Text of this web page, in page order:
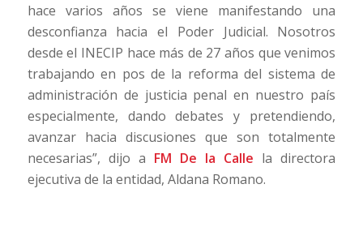
hace varios años se viene manifestando una
desconfianza hacia el Poder Judicial. Nosotros
desde el INECIP hace más de 27 años que venimos
trabajando en pos de la reforma del sistema de
administración de justicia penal en nuestro país
especialmente, dando debates y pretendiendo,
avanzar hacia discusiones que son totalmente
necesarias”, dijo a FM De la Calle la directora
ejecutiva de la entidad, Aldana Romano.